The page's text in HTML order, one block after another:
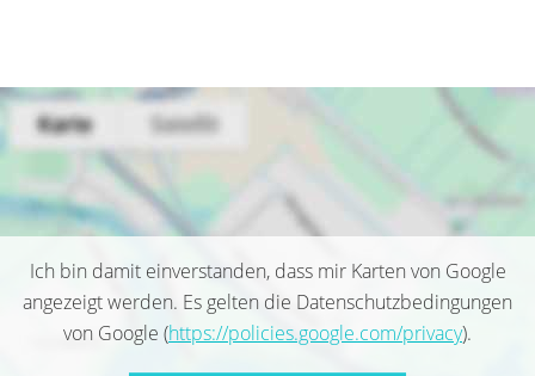
Ich bin damit einverstanden, dass mir Karten von Google
angezeigt werden. Es gelten die Datenschutzbedingungen
von Google (https://policies.google.com/privacy).